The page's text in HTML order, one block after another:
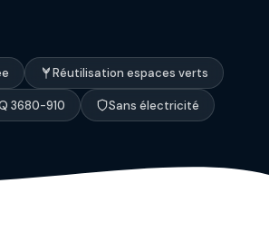
Réutilisation espaces verts
3680-910 Sans électricité